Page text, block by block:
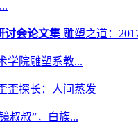
雕塑之道：
学院雕塑系教...
歪探长：人间蒸发
叔叔”，白族...